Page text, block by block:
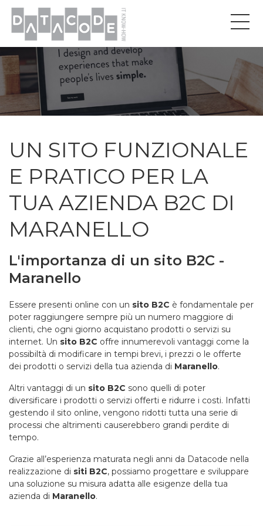
UN SITO FUNZIONALE
E PRATICO PER LA
TUA AZIENDA B2C DI
MARANELLO
L'importanza di un sito B2C -
Maranello
Essere presenti online con un sito B2C è fondamentale per
poter raggiungere sempre più un numero maggiore di
clienti, che ogni giorno acquistano prodotti o servizi su
internet. Un sito B2C offre innumerevoli vantaggi come la
possibiltà di modificare in tempi brevi, i prezzi o le offerte
dei prodotti o servizi della tua azienda di Maranello.
Altri vantaggi di un sito B2C sono quelli di poter
diversificare i prodotti o servizi offerti e ridurre i costi. Infatti
gestendo il sito online, vengono ridotti tutta una serie di
processi che altrimenti causerebbero grandi perdite di
tempo.
Grazie all’esperienza maturata negli anni da Datacode nella
realizzazione di siti B2C, possiamo progettare e sviluppare
una soluzione su misura adatta alle esigenze della tua
azienda di Maranello.